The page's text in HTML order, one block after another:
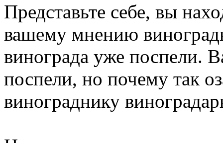
Представьте себе, вы
вашему мнению
винограда уже поспели.
поспели, но почему так
винограднику